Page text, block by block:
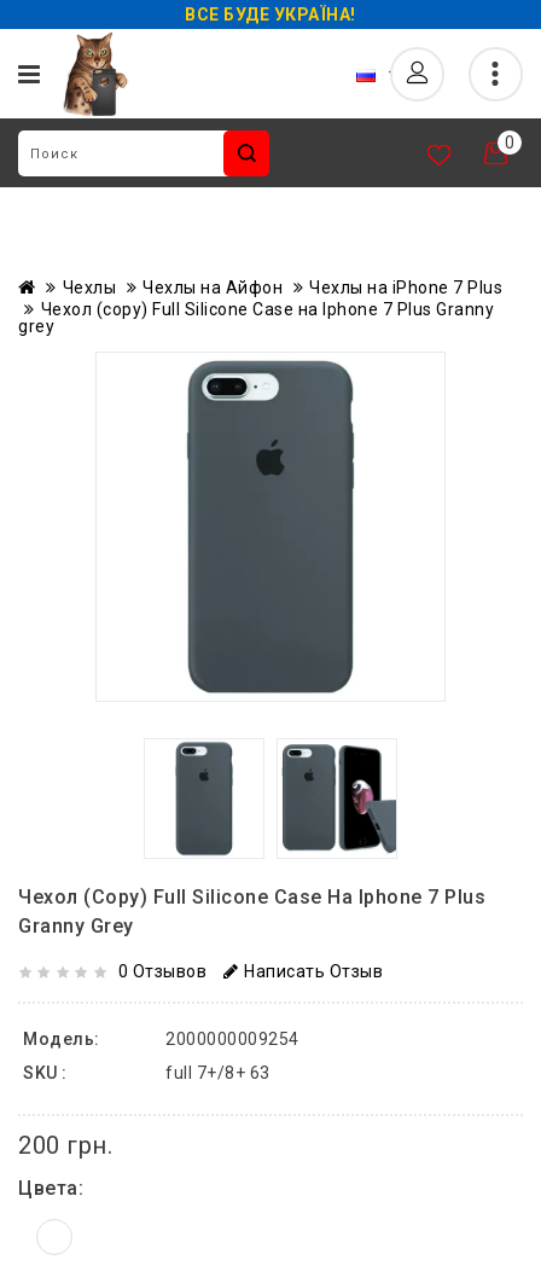
ВСЕ БУДЕ УКРАЇНА!
0
Чехлы Чехлы на Айфон
Чехлы на iPhone 7 Plus
Чехол (copy) Full Silicone Case на Iphone 7 Plus Granny
grey
Чехол (copy) Full Silicone Case На Iphone 7 Plus
Granny Grey
0 Отзывов Написать Отзыв
Модель:
2000000009254
SKU :
full 7+/8+ 63
200 грн.
Цвета: